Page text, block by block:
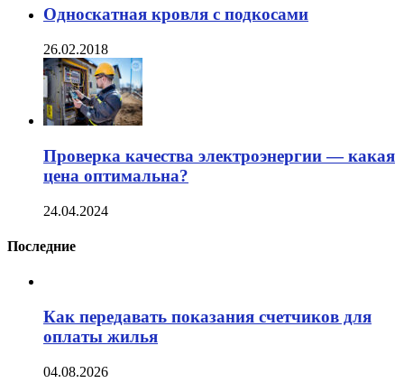
Односкатная кровля с подкосами
26.02.2018
Проверка качества электроэнергии — какая
цена оптимальна?
24.04.2024
Последние
Как передавать показания счетчиков для
оплаты жилья
04.08.2026